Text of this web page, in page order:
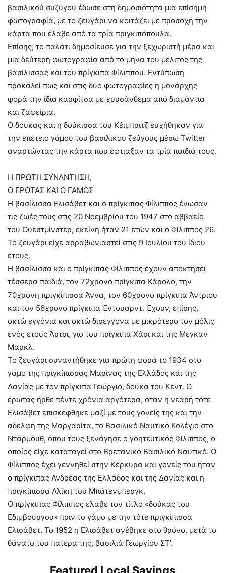
βασιλικού συζύγου έδωσε στη δημοσιότητα μια επίσημη
φωτογραφία, με το ζευγάρι να κοιτάζει με προσοχή την
κάρτα που έλαβε από τα τρία πριγκιπόπουλα.
Επίσης, το παλάτι δημοσίευσε για την ξεχωριστή μέρα και
μια δεύτερη φωτογραφία από το μήνα του μέλιτος της
βασίλισσας και του πρίγκιπα Φίλιππου. Εντύπωση
προκαλεί πως και στις δύο φωτογραφίες η μονάρχης
φορά την ίδια καρφίτσα με χρυσάνθεμα από διαμάντια
και ζαφείρια.
Ο δούκας και η δούκισσα του Κέιμπριτζ ευχήθηκαν για
την επέτειο γάμου του βασιλικού ζεύγους μέσω Twitter
αναρτώντας την κάρτα που έφτιαξαν τα τρία παιδιά τους.
Η ΠΡΩΤΗ ΣΥΝΑΝΤΗΣΗ,
Ο ΕΡΩΤΑΣ ΚΑΙ Ο ΓΑΜΟΣ
Η βασίλισσα Ελισάβετ και ο πρίγκιπας Φίλιππος ένωσαν
τις ζωές τους στις 20 Νοεμβρίου του 1947 στο αββαείο
του Ουεστμίνστερ, εκείνη ήταν 21 ετών και ο Φίλιππος 26.
Το ζευγάρι είχε αρραβωνιαστεί στις 9 Ιουλίου του ίδιου
έτους.
Η βασίλισσα και ο πρίγκιπας Φίλιππος έχουν αποκτήσει
τέσσερα παιδιά, τον 72χρονο πρίγκιπα Κάρολο, την
70χρονη πριγκίπισσα Άννα, τον 60χρονο πρίγκιπα Άντριου
και τον 56χρονο πρίγκιπα Έντουαρντ. Έχουν, επίσης,
οκτώ εγγόνια και οκτώ δισέγγονα με μικρότερο τον μόλις
ενός έτους Άρτσι, γιο του πρίγκιπα Χάρι και της Μέγκαν
Μαρκλ.
Το ζευγάρι συναντήθηκε για πρώτη φορά το 1934 στο
γάμο της πριγκίπισσας Μαρίνας της Ελλάδος και της
Δανίας με τον πρίγκιπα Γεώργιο, δούκα του Κεντ. Ο
έρωτας ήρθε πέντε χρόνια αργότερα, όταν η νεαρή τότε
Ελισάβετ επισκέφθηκε μαζί με τους γονείς της και την
αδελφή της Μαργαρίτα, το Βασιλικό Ναυτικό Κολέγιο στο
Ντάρμουθ, όπου τους ξενάγησε ο γοητευτικός Φίλιππος, ο
οποίος είχε καταταγεί στο Βρετανικό Βασιλικό Ναυτικό. Ο
Φίλιππος έχει γεννηθεί στην Κέρκυρα και γονείς του ήταν
ο πρίγκιπας Ανδρέας της Ελλάδος και της Δανίας και η
πριγκίπισσα Αλίκη του Μπάτενμπεργκ.
Ο πρίγκιπας Φίλιππος έλαβε τον τίτλο «δούκας του
Εδιμβούργου» πριν το γάμο με την τότε πριγκίπισσα
Ελισάβετ. Το 1952 η Ελισάβετ ανέβηκε στο θρόνο, μετά το
θάνατο του πατέρα της, βασιλιά Γεωργίου ΣΤ’.